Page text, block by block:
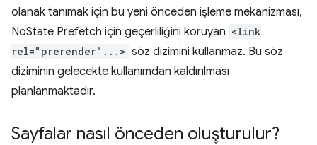
olanak tanımak için bu yeni önceden işleme mekanizması,
NoState Prefetch için geçerliliğini koruyan <link
rel="prerender"...> söz dizimini kullanmaz. Bu söz
diziminin gelecekte kullanımdan kaldırılması
planlanmaktadır.
Sayfalar nasıl önceden oluşturulur?